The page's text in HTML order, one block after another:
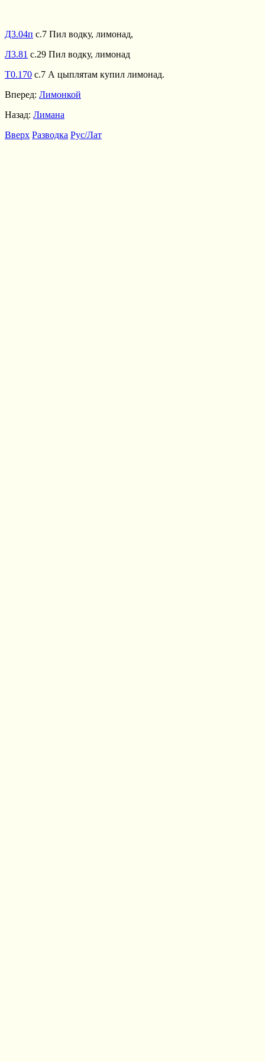
Д3.04п с.7 Пил водку, лимонад,
Л3.81 с.29 Пил водку, лимонад
Т0.170 с.7 А цыплятам купил лимонад.
Вперед: Лимонкой
Назад: Лимана
Вверх Разводка Рус/Лат